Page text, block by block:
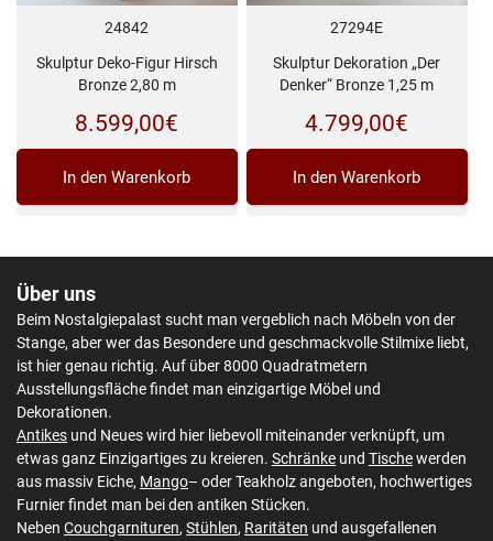
24842
Skulptur Deko-Figur Hirsch
Bronze 2,80 m
8.599,00€
In den Warenkorb
27294E
Skulptur Dekoration „Der
Denker“ Bronze 1,25 m
4.799,00€
In den Warenkorb
Über uns
Beim Nostalgiepalast sucht man vergeblich nach Möbeln von der
Stange, aber wer das Besondere und geschmackvolle Stilmixe liebt,
ist hier genau richtig. Auf über 8000 Quadratmetern
Ausstellungsfläche findet man einzigartige Möbel und
Dekorationen.
Antikes und Neues wird hier liebevoll miteinander verknüpft, um
etwas ganz Einzigartiges zu kreieren. Schränke und Tischewerden
aus massiv Eiche, Mango– oder Teakholz angeboten, hochwertiges
Furnier findet man bei den antiken Stücken.
Neben Couchgarnituren, Stühlen, Raritäten und ausgefallenen